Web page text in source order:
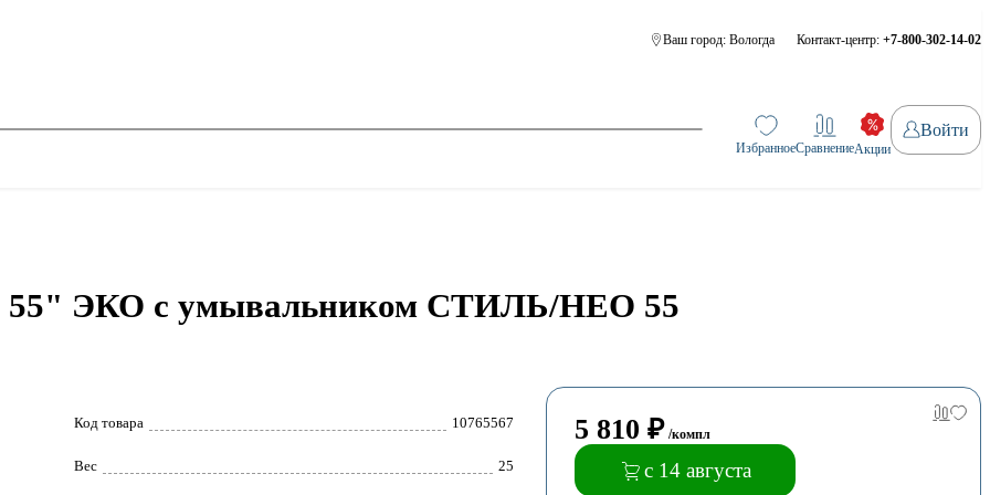
Ваш город: Вологда Контакт-центр: +7-800-302-14-02
ИзбранноеСравнениеАкции
Войти
55" ЭКО c умывальником СТИЛЬ/НЕО 55
Код товара 10765567
Вес 25
5 810 ₽ /компл
с 14 августа